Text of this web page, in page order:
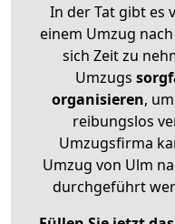
In der Tat gibt es
einem Umzug
sich Zeit zu
Umzugs
organisieren,
reibungslos
Umzugsfirma
Umzug von Ulm
durchgeführt